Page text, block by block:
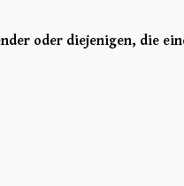
oder diejenigen, die